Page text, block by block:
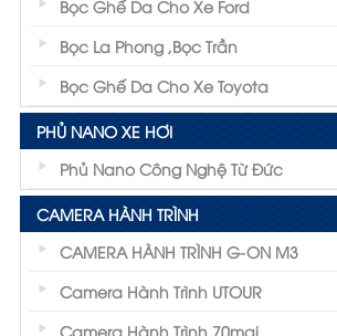
Bọc Ghế Da Cho Xe Ford
Bọc La Phong ,Bọc Trần
Bọc Ghế Da Cho Xe Toyota
PHỦ NANO XE HƠI
Phủ Nano Công Nghệ Từ Đức
CAMERA HÀNH TRÌNH
CAMERA HÀNH TRÌNH G-ON M3
Camera Hành Trình UTOUR
Camera Hành Trình 70mai